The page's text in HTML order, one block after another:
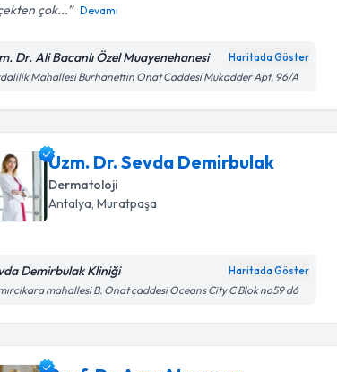
çok...
Devamı
Dr. Ali Bacanlı Özel Muayenehanesi Haritada Göster
Mahallesi Burhanettin Onat Caddesi Mukadder Apt. 96/A
Uzm. Dr. Sevda Demirbulak
Dermatoloji
Antalya ,Muratpaşa
Demirbulak Kliniği Haritada Göster
mahallesi B. Onat caddesi Oceans City C Blok no59 d6